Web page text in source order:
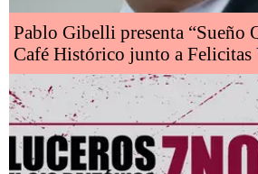
Pablo Gibelli presenta “Sueño
Café Histórico junto a Felicitas